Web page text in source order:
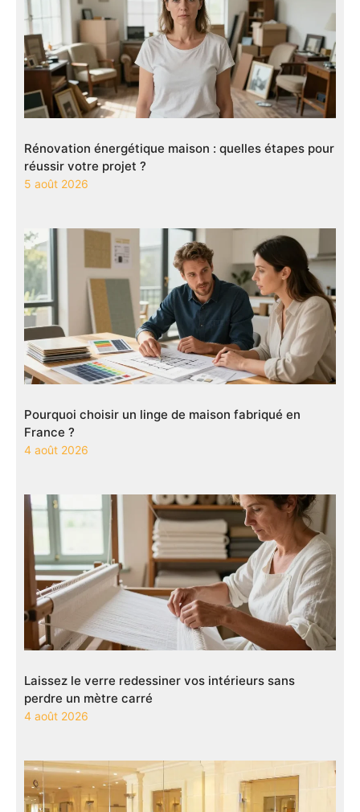
Rénovation énergétique maison : quelles étapes pour
réussir votre projet ?
5 août 2026
Pourquoi choisir un linge de maison fabriqué en
France ?
4 août 2026
Laissez le verre redessiner vos intérieurs sans
perdre un mètre carré
4 août 2026